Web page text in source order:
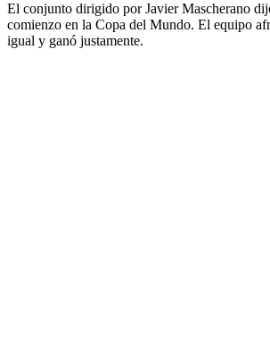
El conjunto dirigido por Javier Mascherano
comienzo en la Copa del Mundo. El equipo
igual y ganó justamente.